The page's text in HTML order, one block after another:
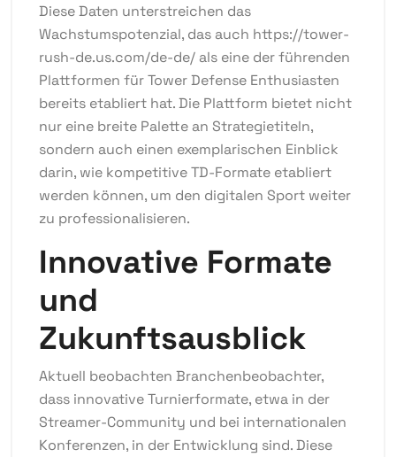
Diese Daten unterstreichen das
Wachstumspotenzial, das auch https://tower-
rush-de.us.com/de-de/ als eine der führenden
Plattformen für Tower Defense Enthusiasten
bereits etabliert hat. Die Plattform bietet nicht
nur eine breite Palette an Strategietiteln,
sondern auch einen exemplarischen Einblick
darin, wie kompetitive TD-Formate etabliert
werden können, um den digitalen Sport weiter
zu professionalisieren.
Innovative Formate
und
Zukunftsausblick
Aktuell beobachten Branchenbeobachter,
dass innovative Turnierformate, etwa in der
Streamer-Community und bei internationalen
Konferenzen, in der Entwicklung sind. Diese